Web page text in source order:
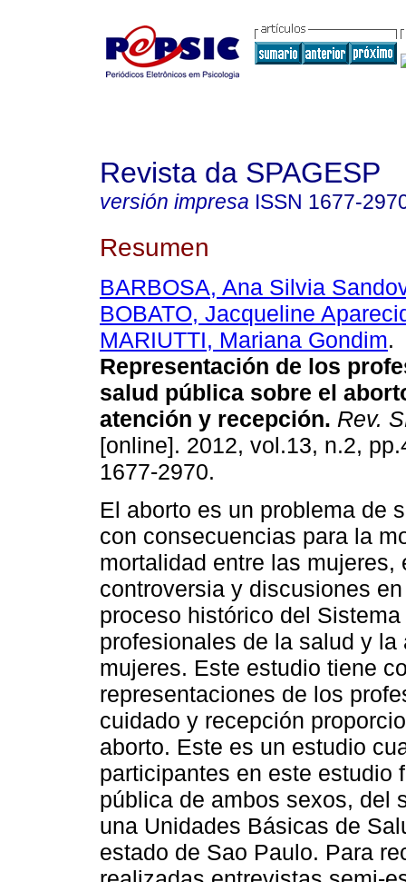
Revista da SPAGESP
versión impresa ISSN 1677-
Resumen
BARBOSA, Ana Silvia
BOBATO, Jacqueline
MARIUTTI, Mariana Gondim.
Representación de los
salud pública sobre el
atención y recepción. Rev.
[online]. 2012, vol.13, n.2,
1677-2970.
El aborto es un problema de
con consecuencias para la
mortalidad entre las mujeres,
controversia y discusiones
proceso histórico del
profesionales de la salud y
mujeres. Este estudio tiene
representaciones de los
cuidado y recepción
aborto. Este es un estudio
participantes en este estudio
pública de ambos sexos, del
una Unidades Básicas de
estado de Sao Paulo. Para